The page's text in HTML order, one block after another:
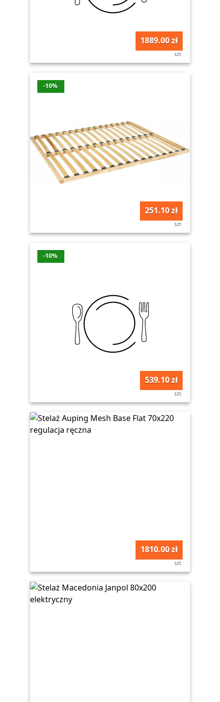
1889.00 zł
szt
-10%
251.10 zł
szt
-10%
539.10 zł
szt
1810.00 zł
szt